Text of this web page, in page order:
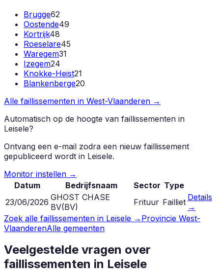
Brugge62
Oostende49
Kortrijk48
Roeselare45
Waregem31
Izegem24
Knokke-Heist21
Blankenberge20
Alle faillissementen in West-Vlaanderen →
Automatisch op de hoogte van faillissementen in
Leisele?
Ontvang een e-mail zodra een nieuw faillissement
gepubliceerd wordt in Leisele.
Monitor instellen →
Datum
Bedrijfsnaam Sector Type
23/06/2026 GHOST CHASE
BV(BV) Frituur Failliet Details
→
Zoek alle faillissementen in Leisele → Provincie West-
VlaanderenAlle gemeenten
Veelgestelde vragen over
faillissementen in Leisele